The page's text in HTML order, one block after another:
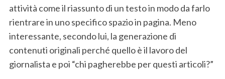
attività come il riassunto di un testo in modo da farlo
rientrare in uno specifico spazio in pagina. Meno
interessante, secondo lui, la generazione di
contenuti originali perché quello è il lavoro del
giornalista e poi “chi pagherebbe per questi articoli?”